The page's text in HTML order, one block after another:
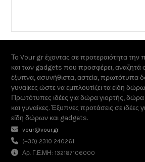
Το Vour.gr έχοντας σε προτεραιότητα
και των gadgets που προσφέρει, αναζητά
έξυπνα, ασυνήθιστα, αστεία, πρωτότυπα
γυναίκες ώστε να εμπλουτίζει τα είδη
Πρωτότυπες ιδέες για δώρα γιορτής, δώρα
και γυναίκες. Έξυπνες προτάσεις σε
είδη δώρων και gadgets.
vour@vour.gr
(+30) 2310 240261
Αρ. Γ.Ε.ΜΗ: 132187106000